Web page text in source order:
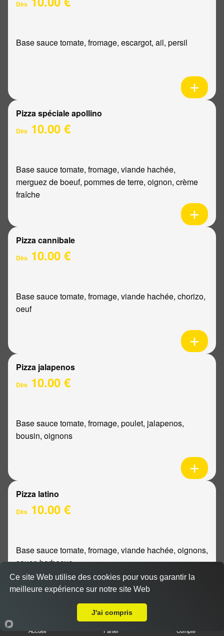
Dès
Base sauce tomate, fromage, escargot, ail, persil
Pizza spéciale apollino
Dès 10.00 €
Base sauce tomate, fromage, viande hachée,
merguez de boeuf, pommes de terre, oignon, crème
fraîche
Pizza cannibale
Dès 10.00 €
Base sauce tomate, fromage, viande hachée, chorizo,
oeuf
Pizza jalapenos
Dès 10.00 €
Base sauce tomate, fromage, poulet, jalapenos,
bousin, oignons
Pizza latino
Dès 10.00 €
Base sauce tomate, fromage, viande hachée, oignons,
sauce barbecue
Accueil Panier Compte
Ce site Web utilise des cookies pour vous garantir la
meilleure expérience sur notre site Web
J'ai compris